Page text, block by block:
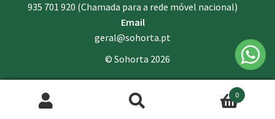
935 701 920 (Chamada para a rede móvel nacional)
Email
geral@sohorta.pt
© Sohorta 2026
Pesquisar
Pesquisa
0